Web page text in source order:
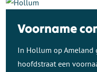
Voorname
In Hollum op Ameland
hoofdstraat een